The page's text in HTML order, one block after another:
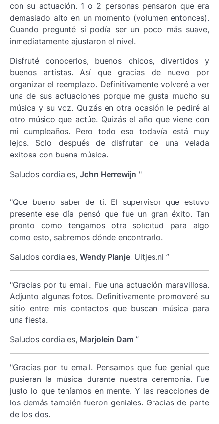
con su actuación. 1 o 2 personas pensaron que era
demasiado alto en un momento (volumen entonces).
Cuando pregunté si podía ser un poco más suave,
inmediatamente ajustaron el nivel.
Disfruté conocerlos, buenos chicos, divertidos y
buenos artistas. Así que gracias de nuevo por
organizar el reemplazo. Definitivamente volveré a ver
una de sus actuaciones porque me gusta mucho su
música y su voz. Quizás en otra ocasión le pediré al
otro músico que actúe. Quizás el año que viene con
mi cumpleaños. Pero todo eso todavía está muy
lejos. Solo después de disfrutar de una velada
exitosa con buena música.
Saludos cordiales, John Herrewijn "
"Que bueno saber de ti. El supervisor que estuvo
presente ese día pensó que fue un gran éxito. Tan
pronto como tengamos otra solicitud para algo
como esto, sabremos dónde encontrarlo.
Saludos cordiales, Wendy Planje, Uitjes.nl ”
"Gracias por tu email. Fue una actuación maravillosa.
Adjunto algunas fotos. Definitivamente promoveré su
sitio entre mis contactos que buscan música para
una fiesta.
Saludos cordiales, Marjolein Dam ”
"Gracias por tu email. Pensamos que fue genial que
pusieran la música durante nuestra ceremonia. Fue
justo lo que teníamos en mente. Y las reacciones de
los demás también fueron geniales. Gracias de parte
de los dos.